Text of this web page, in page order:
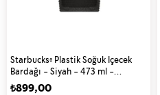
Starbucks® Plastik Soğuk Içecek
Bardağı - Siyah - 473 ml -
11139656
₺899,00